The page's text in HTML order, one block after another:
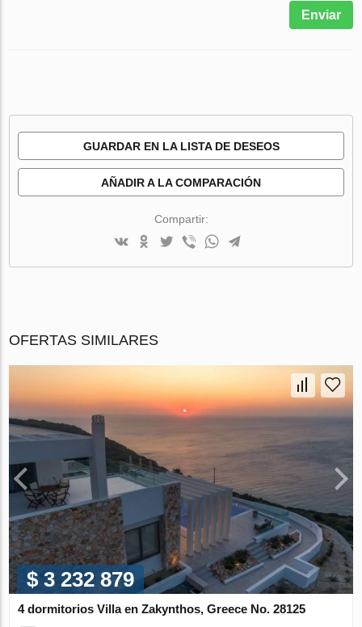
Enviar
GUARDAR EN LA LISTA DE DESEOS
AÑADIR A LA COMPARACIÓN
Compartir:
OFERTAS SIMILARES
$ 3 232 879
4 dormitorios Villa en Zakynthos, Greece No. 28125